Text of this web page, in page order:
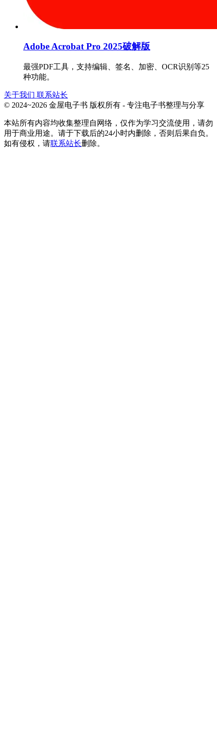
Adobe Acrobat Pro 2025破解版
最强PDF工具，支持编辑、签名、加密、OCR识别等25
种功能。
关于我们 联系站长
© 2024~2026 金屋电子书 版权所有 - 专注电子书整理与分享
本站所有内容均收集整理自网络，仅作为学习交流使用，请勿
用于商业用途。请于下载后的24小时内删除，否则后果自负。
如有侵权，请联系站长删除。